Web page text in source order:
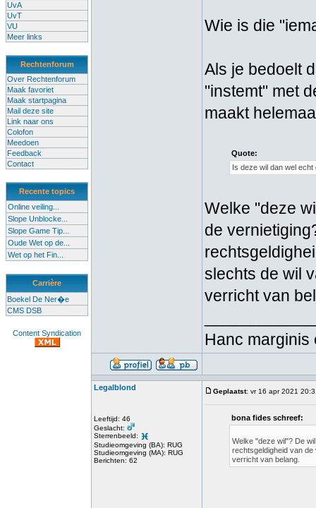
UvA
UvT
VU
Meer links
Rechtenforum
Over Rechtenforum
Maak favoriet
Maak startpagina
Mail deze site
Link naar ons
Colofon
Meedoen
Feedback
Contact
Recente topics
Online veiling...
Slope Unblocke...
Slope Game Tip...
Oude Wet op de...
Wet op het Fin...
Carrière
Boekel De Ner�e
CMS DSB
Content Syndication
Wie is die
Als je bedoelt
"instemt" met
maakt
Quote:
Is deze wil dan wel
Welke "deze
de
slechts de wil
verricht van
Hanc marginis
Legalblond
Leeftijd: 46
Geslacht:
Sterrenbeeld:
Studieomgeving (BA): RUG
Studieomgeving (MA): RUG
Berichten: 62
Geplaatst: vr 16 apr 2021
bona fides schreef:
Welke "deze wil"? De
rechtsgeldigheid van
verricht van belang.